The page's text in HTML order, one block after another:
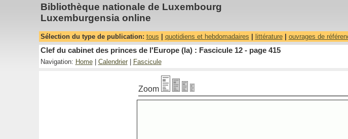
Bibliothèque nationale de Luxembourg
Luxemburgensia online
Sélection du type de publication: tous quotidiens et hebdomadaires littérature| ouvrages de
Clef du cabinet des princes de l'Europe (la) : Fascicule 12 - page 415
Navigation: Home| Calendrier| Fascicule
Zoom